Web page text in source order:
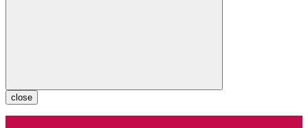
close